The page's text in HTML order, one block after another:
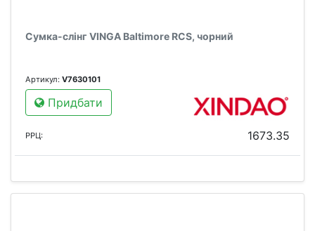
Сумка-слінг VINGA Baltimore RCS, чорний
Артикул: V7630101
Придбати
РРЦ: 1673.35